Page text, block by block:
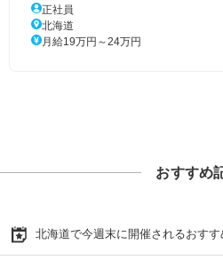
正社員
北海道
月給19万円～24万円
おすすめ
北海道で今週末に開催されるおす